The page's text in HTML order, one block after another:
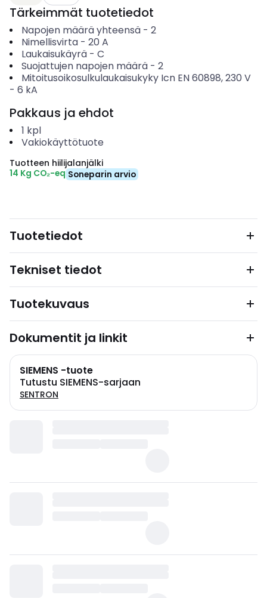
Tärkeimmät tuotetiedot
Napojen määrä yhteensä- 2
Nimellisvirta- 20 A
Laukaisukäyrä- C
Suojattujen napojen määrä- 2
Mitoitusoikosulkulaukaisukyky Icn EN 60898, 230 V
- 6 kA
Pakkaus ja ehdot
1 kpl
Vakiokäyttötuote
Tuotteen hiilijalanjälki
14 Kg CO₂-eq Soneparin arvio
Tuotetiedot
Tekniset tiedot
Tuotekuvaus
Dokumentit ja linkit
SIEMENS -tuote
Tutustu SIEMENS-sarjaan
SENTRON